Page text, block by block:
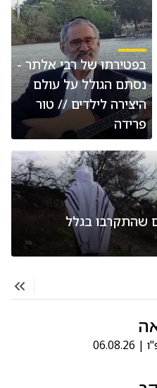
בפטירתו של רבי אלתר -
נסתם הגולל על עולם
היצירה לילדים // טור
פרידה
שהתקרבו בגלל